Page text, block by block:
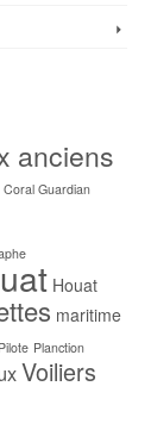
anciens
Coral Guardian
Houat
maritime
Pilote Planction
Voiliers